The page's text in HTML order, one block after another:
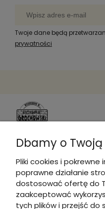
Twoje dane będą
prywatności
Kontakt
Informacje
Dbamy o
Pliki cookies i
poprawne działanie
dostosować ofertę do
zaakceptować
tych plików i przejść do